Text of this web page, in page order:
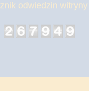
odwiedzin witryny